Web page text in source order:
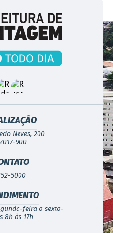
Neves, 200
900
5000
feira a sexta-
8h às 17h